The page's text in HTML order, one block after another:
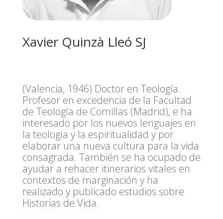
Xavier Quinzà Lleó SJ
(Valencia, 1946) Doctor en Teología.
Profesor en excedencia de la Facultad
de Teología de Comillas (Madrid), e ha
interesado por los nuevos lenguajes en
la teología y la espiritualidad y por
elaborar una nueva cultura para la vida
consagrada. También se ha ocupado de
ayudar a rehacer itinerarios vitales en
contextos de marginación y ha
realizado y publicado estudios sobre
Historias de Vida.